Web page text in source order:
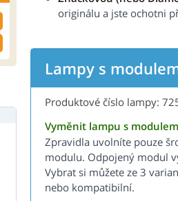
originálu a jste ochotni
Lampy s
Produktové číslo lampy:
Vyměnit lampu s
Zpravidla uvolníte pouze
modulu. Odpojený modul
Vybrat si můžete ze 3
nebo kompatibilní.